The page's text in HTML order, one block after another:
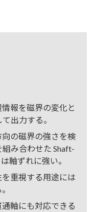
報を磁界の変化と
出力する。
の磁界の強さを検
み合わせた Shaft-
軸ずれに強い。
重視する用途には
軸にも対応できる